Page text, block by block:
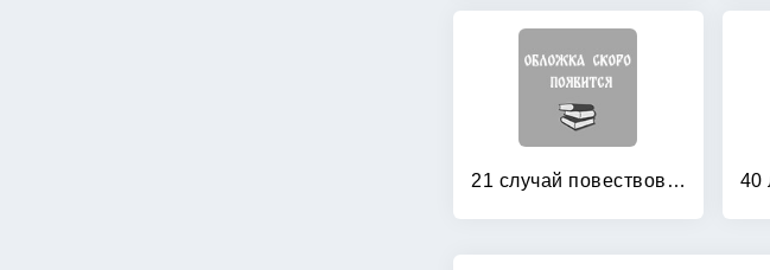
21 случай повествовательной речи: Стихотворения и поэма